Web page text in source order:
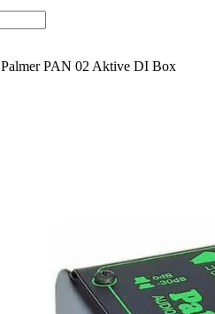
Palmer PAN 02 Aktive DI Box